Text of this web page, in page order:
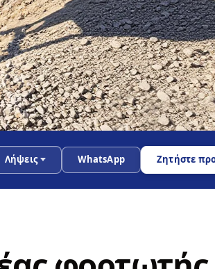
Λήψεις WhatsApp Ζητήστε